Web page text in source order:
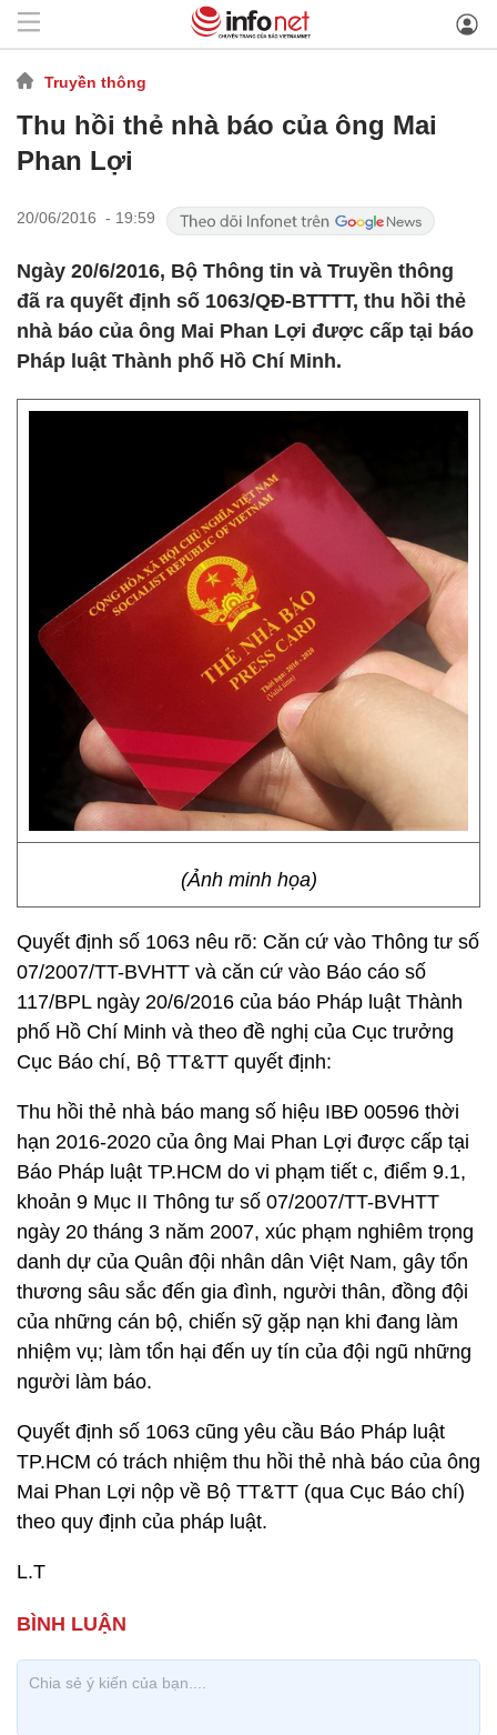
Truyền thông
Thu hồi thẻ nhà báo của ông Mai
Phan Lợi
20/06/2016 - 19:59
Ngày 20/6/2016, Bộ Thông tin và Truyền thông
đã ra quyết định số 1063/QĐ-BTTTT, thu hồi thẻ
nhà báo của ông Mai Phan Lợi được cấp tại báo
Pháp luật Thành phố Hồ Chí Minh.
(Ảnh minh họa)
Quyết định số 1063 nêu rõ: Căn cứ vào Thông tư số
07/2007/TT-BVHTT và căn cứ vào Báo cáo số
117/BPL ngày 20/6/2016 của báo Pháp luật Thành
phố Hồ Chí Minh và theo đề nghị của Cục trưởng
Cục Báo chí, Bộ TT&TT quyết định:
Thu hồi thẻ nhà báo mang số hiệu IBĐ 00596 thời
hạn 2016-2020 của ông Mai Phan Lợi được cấp tại
Báo Pháp luật TP.HCM do vi phạm tiết c, điểm 9.1,
khoản 9 Mục II Thông tư số 07/2007/TT-BVHTT
ngày 20 tháng 3 năm 2007, xúc phạm nghiêm trọng
danh dự của Quân đội nhân dân Việt Nam, gây tổn
thương sâu sắc đến gia đình, người thân, đồng đội
của những cán bộ, chiến sỹ gặp nạn khi đang làm
nhiệm vụ; làm tổn hại đến uy tín của đội ngũ những
người làm báo.
Quyết định số 1063 cũng yêu cầu Báo Pháp luật
TP.HCM có trách nhiệm thu hồi thẻ nhà báo của ông
Mai Phan Lợi nộp về Bộ TT&TT (qua Cục Báo chí)
theo quy định của pháp luật.
L.T